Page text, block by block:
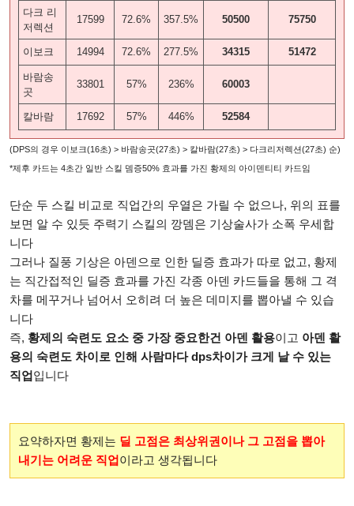
다크 리
저렉션
17599 72.6% 357.5% 50500 75750
이보크 14994 72.6% 277.5% 34315 51472
바람송
곳
33801 57% 236% 60003
칼바람 17692 57% 446% 52584
(DPS의 경우 이보크(16초) > 바람송곳(27초) > 칼바람(27초) > 다크리저렉션(27초) 순)
*제후 카드는 4초간 일반 스킬 뎀증50% 효과를 가진 황제의 아이덴티티 카드임
단순 두 스킬 비교로 직업간의 우열은 가릴 수 없으나, 위의 표를
보면 알 수 있듯 주력기 스킬의 깡뎀은 기상술사가 소폭 우세합
니다
그러나 질풍 기상은 아덴으로 인한 딜증 효과가 따로 없고, 황제
는 직간접적인 딜증 효과를 가진 각종 아덴 카드들을 통해 그 격
차를 메꾸거나 넘어서 오히려 더 높은 데미지를 뽑아낼 수 있습
니다
즉, 황제의 숙련도 요소 중 가장 중요한건 아덴 활용이고 아덴 활
용의 숙련도 차이로 인해 사람마다 dps차이가 크게 날 수 있는
직업입니다
요약하자면 황제는 딜 고점은 최상위권이나 그 고점을 뽑아
내기는 어려운 직업이라고 생각됩니다